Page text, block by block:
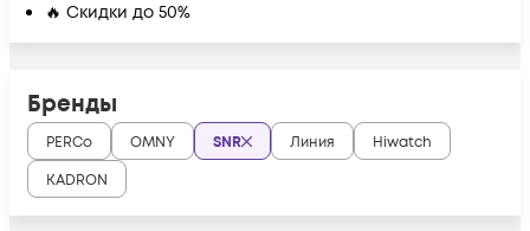
🔥 Скидки до 50%
Бренды
PERCo OMNY SNR Линия
Hiwatch
KADRON